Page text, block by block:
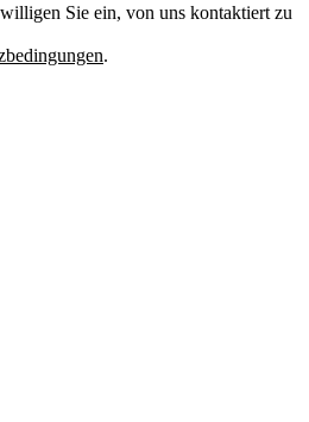
Sie ein, von uns kontaktiert zu
.